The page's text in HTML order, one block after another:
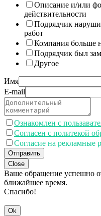
Описание и/или
действительности
Подрядчик
работ
Компания больше
Подрядчик был
Другое
Имя
E-mail
Ознакомлен с
Согласен с политекой
Согласие на рекламные
Отправить
Close
Ваше обращение успешно
ближайшее время.
Спасибо!
Ok